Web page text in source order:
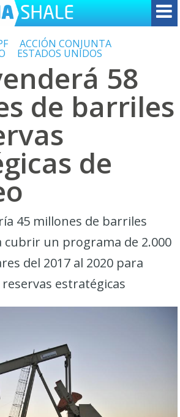
ACCIÓN CONJUNTA
ESTADOS UNIDOS
58
de barriles
de
45 millones de barriles
cubrir un programa de 2.000
del 2017 al 2020 para
estratégicas